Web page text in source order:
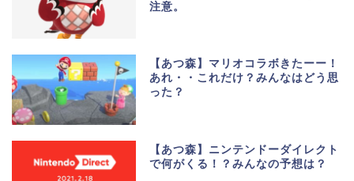
注意。
【あつ森】マリオコラボきたーー！
あれ・・これだけ？みんなはどう思
った？
【あつ森】ニンテンドーダイレクト
で何がくる！？みんなの予想は？